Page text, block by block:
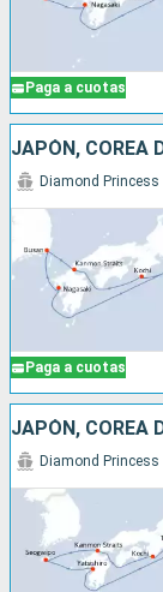
Paga a cuotas
JAPÓN, COREA
Paga a cuotas
Diamond Princess
JAPÓN, COREA
Diamond Princess